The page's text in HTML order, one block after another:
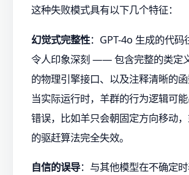
这种失败模式具有以下几个特征：
幻觉式完整性：GPT-4o 生成的代码
令人印象深刻 —— 包含完整的类定
的物理引擎接口、以及注释清晰的函
当实际运行时，羊群的行为逻辑可
错误，比如羊只会朝固定方向移动
的驱赶算法完全失效。
自信的误导：与其他模型在不确定